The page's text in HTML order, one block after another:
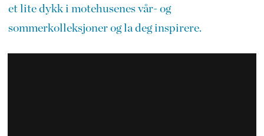
et lite dykk i motehusenes vår- og
sommerkolleksjoner og la deg inspirere.